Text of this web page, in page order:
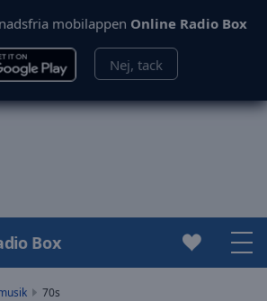
mobilappen Online Radio Box
Nej, tack
Box
70s